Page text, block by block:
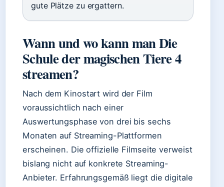
gute Plätze zu ergattern.
Wann und wo kann man Die
Schule der magischen Tiere 4
streamen?
Nach dem Kinostart wird der Film
voraussichtlich nach einer
Auswertungsphase von drei bis sechs
Monaten auf Streaming-Plattformen
erscheinen. Die offizielle Filmseite verweist
bislang nicht auf konkrete Streaming-
Anbieter. Erfahrungsgemäß liegt die digitale